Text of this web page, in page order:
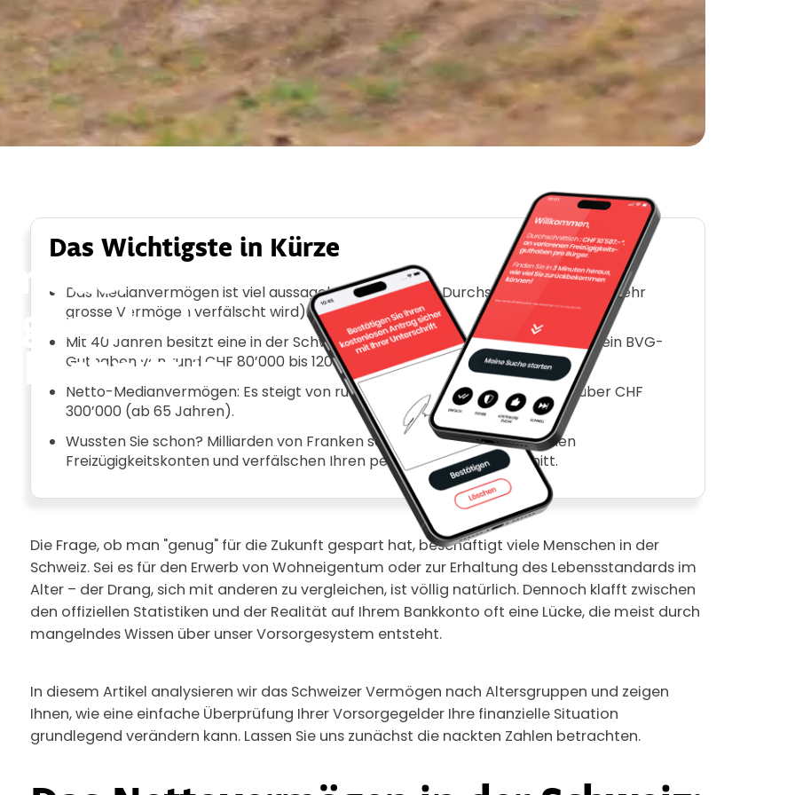
weniger Vermögen als der Schweizer Durchschnitt in Ihrem
oder
als der
in
Das Wichtigste in Kürze
Das Medianvermögen ist viel aussagekräftiger als der Durchschnitt (der durch sehr
grosse Vermögen verfälscht wird).
Mit 40 Jahren besitzt eine in der Schweiz wohnhafte Person durchschnittlich ein BVG-
Guthaben von rund CHF 80’000 bis 120’000.
Netto-Medianvermögen: Es steigt von rund CHF 10’000 (25-34 Jahre) auf über CHF
300’000 (ab 65 Jahren).
Wussten Sie schon? Milliarden von Franken schlummern auf vergessenen
Freizügigkeitskonten und verfälschen Ihren persönlichen Durchschnitt.
Die Frage, ob man "genug" für die Zukunft gespart hat, beschäftigt viele Menschen in der
Schweiz. Sei es für den Erwerb von Wohneigentum oder zur Erhaltung des Lebensstandards im
Alter – der Drang, sich mit anderen zu vergleichen, ist völlig natürlich. Dennoch klafft zwischen
den offiziellen Statistiken und der Realität auf Ihrem Bankkonto oft eine Lücke, die meist durch
mangelndes Wissen über unser Vorsorgesystem entsteht.
In diesem Artikel analysieren wir das Schweizer Vermögen nach Altersgruppen und zeigen
Ihnen, wie eine einfache Überprüfung Ihrer Vorsorgegelder Ihre finanzielle Situation
grundlegend verändern kann. Lassen Sie uns zunächst die nackten Zahlen betrachten.